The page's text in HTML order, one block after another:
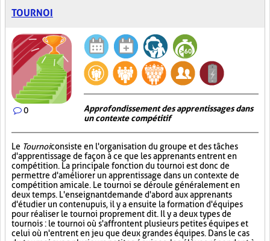
TOURNOI
0
Approfondissement des apprentissages dans
un contexte compétitif
Le Tournoiconsiste en l'organisation du groupe et des tâches
d'apprentissage de façon à ce que les apprenants entrent en
compétition. La principale fonction du tournoi est donc de
permettre d'améliorer un apprentissage dans un contexte de
compétition amicale. Le tournoi se déroule généralement en
deux temps. L'enseignant demande d'abord aux apprenants
d'étudier un contenu puis, il y a ensuite la formation d'équipes
pour réaliser le tournoi proprement dit. Il y a deux types de
tournois : le tournoi où s'affrontent plusieurs petites équipes et
celui où n'entrent en jeu que deux grandes équipes. Dans le cas